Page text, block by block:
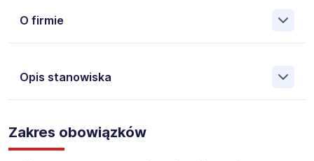
O firmie
Opis stanowiska
Pośrednictwa Pracy i Doradztwa Personalnego Work &
Profit jest obecnie jedną z największych niezależnych
polskich agencji zatrudnienia. W ciągu wielu lat naszej
Zakres obowiązków